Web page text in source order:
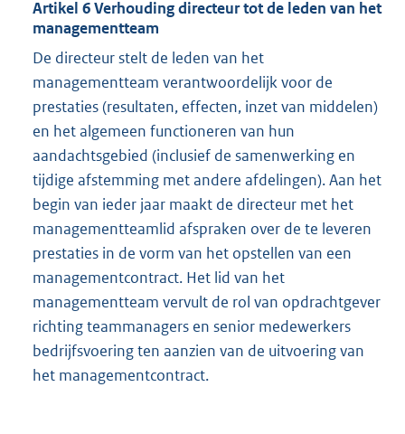
Artikel 6 Verhouding directeur tot de leden van het
managementteam
De directeur stelt de leden van het
managementteam verantwoordelijk voor de
prestaties (resultaten, effecten, inzet van middelen)
en het algemeen functioneren van hun
aandachtsgebied (inclusief de samenwerking en
tijdige afstemming met andere afdelingen). Aan het
begin van ieder jaar maakt de directeur met het
managementteamlid afspraken over de te leveren
prestaties in de vorm van het opstellen van een
managementcontract. Het lid van het
managementteam vervult de rol van opdrachtgever
richting teammanagers en senior medewerkers
bedrijfsvoering ten aanzien van de uitvoering van
het managementcontract.